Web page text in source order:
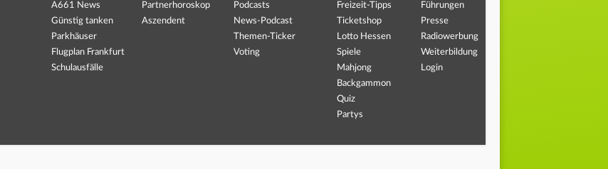
A661 News
Günstig tanken
Parkhäuser
Flugplan Frankfurt
Schulausfälle
Partnerhoroskop
Aszendent
Podcasts
News-Podcast
Themen-Ticker
Voting
Freizeit-Tipps
Ticketshop
Lotto Hessen
Spiele
Mahjong
Backgammon
Quiz
Partys
Führungen
Presse
Radiowerbung
Weiterbildung
Login